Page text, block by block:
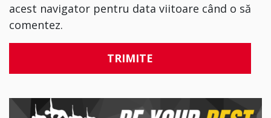
acest navigator pentru data viitoare când o să
comentez.